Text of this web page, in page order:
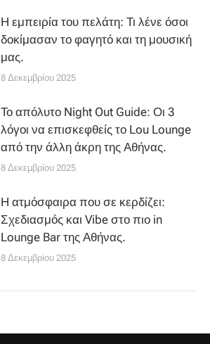
Η εμπειρία του πελάτη: Τι λένε όσοι
δοκίμασαν το φαγητό και τη μουσική
μας.
8 Δεκεμβρίου 2025
Το απόλυτο Night Out Guide: Οι 3
λόγοι να επισκεφθείς το Lou Lounge
από την άλλη άκρη της Αθήνας.
8 Δεκεμβρίου 2025
Η ατμόσφαιρα που σε κερδίζει:
Σχεδιασμός και Vibe στο πιο in
Lounge Bar της Αθήνας.
8 Δεκεμβρίου 2025